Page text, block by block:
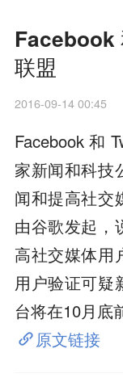
Facebook
联盟
2016-09-14 00:45
Facebook 和
家新闻和科技
闻和提高社交
由谷歌发起，
高社交媒体用
用户验证可疑
台将在10月底
原文链接